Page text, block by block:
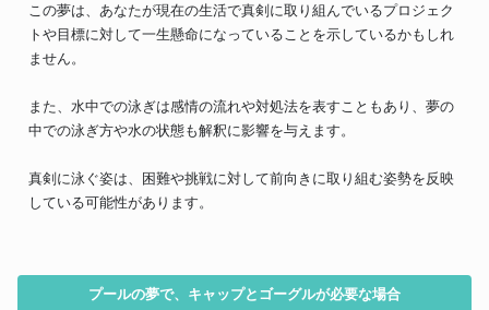
この夢は、あなたが現在の生活で真剣に取り組んでいるプロジェク
トや目標に対して一生懸命になっていることを示しているかもしれ
ません。
また、水中での泳ぎは感情の流れや対処法を表すこともあり、夢の
中での泳ぎ方や水の状態も解釈に影響を与えます。
真剣に泳ぐ姿は、困難や挑戦に対して前向きに取り組む姿勢を反映
している可能性があります。
プールの夢で、キャップとゴーグルが必要な場合